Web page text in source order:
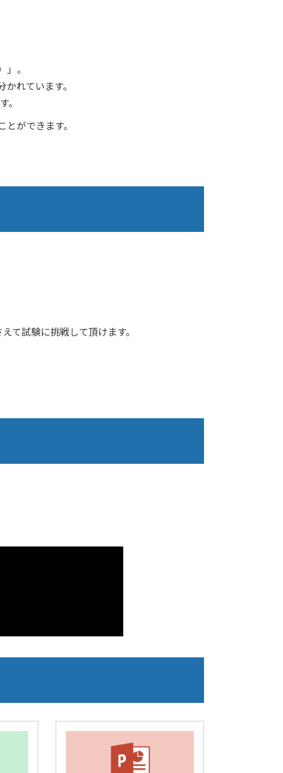
。
れています。
。
ができます。
て試験に挑戦して頂けます。